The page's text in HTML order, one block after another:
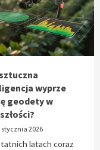
– jak
cyfrowe
wyprze
geodety w
stycznia 2026
latach coraz